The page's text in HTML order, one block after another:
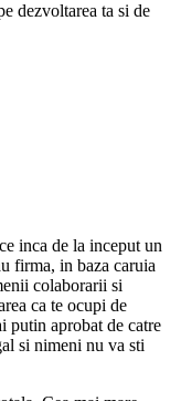
dezvoltarea ta si de
inca de la inceput un
firma, in baza caruia
colaborarii si
ca te ocupi de
putin aprobat de catre
si nimeni nu va sti